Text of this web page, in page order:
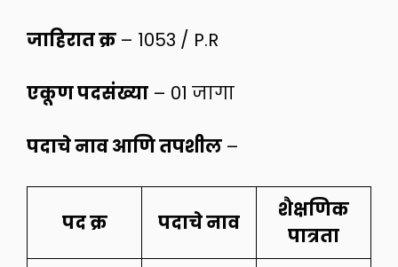
जाहिरात क्र – 1053 / P.R
एकूण पदसंख्या – 01 जागा
पदाचे नाव आणि तपशील –
पद क्र पदाचे नाव
शैक्षणिक
पात्रता